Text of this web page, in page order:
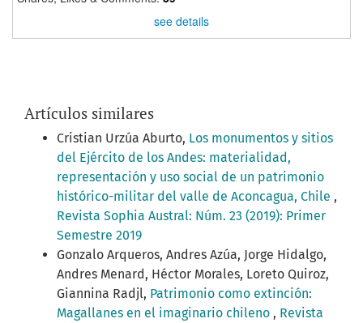
see details
Artículos similares
Cristian Urzúa Aburto, Los monumentos y sitios
del Ejército de los Andes: materialidad,
representación y uso social de un patrimonio
histórico-militar del valle de Aconcagua, Chile ,
Revista Sophia Austral: Núm. 23 (2019): Primer
Semestre 2019
Gonzalo Arqueros, Andres Azúa, Jorge Hidalgo,
Andres Menard, Héctor Morales, Loreto Quiroz,
Giannina Radjl, Patrimonio como extinción:
Magallanes en el imaginario chileno , Revista